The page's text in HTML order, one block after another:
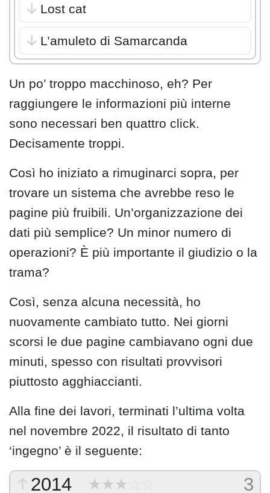
Lost cat
L’amuleto di Samarcanda
Un po’ troppo macchinoso, eh? Per
raggiungere le informazioni più interne
sono necessari ben quattro click.
Decisamente troppi.
Così ho iniziato a rimuginarci sopra, per
trovare un sistema che avrebbe reso le
pagine più fruibili. Un’organizzazione dei
dati più semplice? Un minor numero di
operazioni? È più importante il giudizio o la
trama?
Così, senza alcuna necessità, ho
nuovamente cambiato tutto. Nei giorni
scorsi le due pagine cambiavano ogni due
minuti, spesso con risultati provvisori
piuttosto agghiaccianti.
Alla fine dei lavori, terminati l’ultima volta
nel novembre 2022, il risultato di tanto
‘ingegno’ è il seguente:
2014 3